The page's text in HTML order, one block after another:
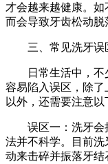
才会越来越健康。
而会导致牙齿松动脱
三、常见洗牙误
日常生活中，不
容易陷入误区，除
以外，还需要注意以
误区一：洗牙会
法并不科学。目前
动来击碎并振落牙结